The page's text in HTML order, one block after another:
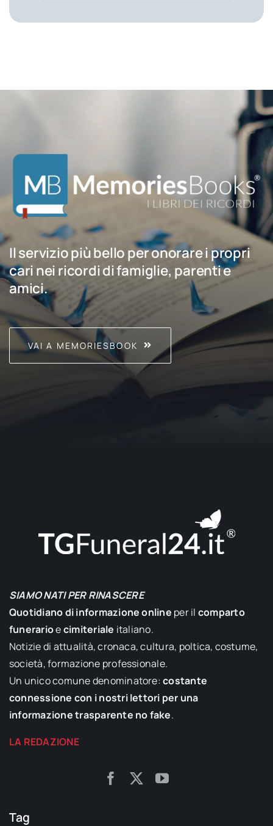
Il servizio più bello per onorare i propri
cari nei ricordi di famiglie, parenti e
amici.
VAI A MEMORIESBOOK
SIAMO NATI PER RINASCERE
Quotidiano di informazione online per il comparto
funerarioecimiteriale italiano.
Notizie di attualità, cronaca, cultura, poltica, costume,
società, formazione professionale.
Un unico comune denominatore:costante
connessione con i nostri lettori per una
informazione trasparente no fake.
LA REDAZIONE
Tag